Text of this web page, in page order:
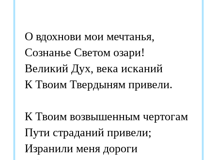
О вдохнови мои мечтанья,
Сознанье Светом озари!
Великий Дух, века исканий
К Твоим Твердыням привели.
К Твоим возвышенным чертогам
Пути страданий привели;
Изранили меня дороги